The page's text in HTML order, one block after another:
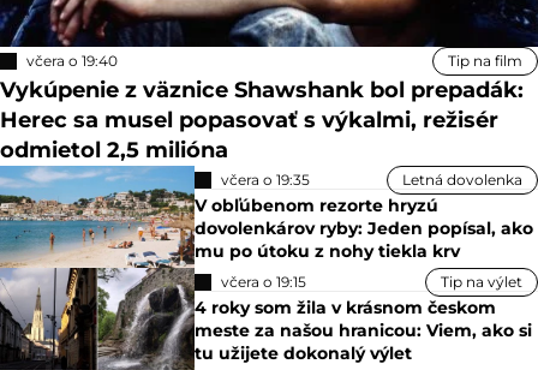
včera o 19:40 Tip na film
Vykúpenie z väznice Shawshank bol prepadák:
Herec sa musel popasovať s výkalmi, režisér
odmietol 2,5 milióna
včera o 19:35 Letná dovolenka
V obľúbenom rezorte hryzú
dovolenkárov ryby: Jeden popísal, ako
mu po útoku z nohy tiekla krv
včera o 19:15 Tip na výlet
4 roky som žila v krásnom českom
meste za našou hranicou: Viem, ako si
tu užijete dokonalý výlet